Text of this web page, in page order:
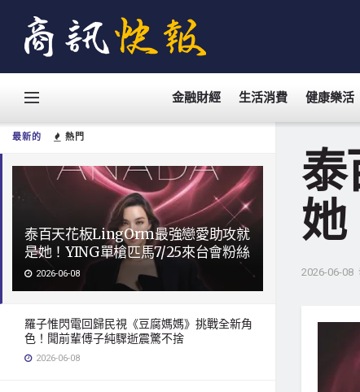
最新的 熱門
泰百天花板LingOrm最強戀愛助攻就
是她！YING單槍匹馬7/25來台會粉絲
2026-06-08
羅子惟閃電回歸民視《豆腐媽媽》挑戰全新角
色！聞前輩傅子純驟逝震驚不捨
2026-06-08
金融財經 生活消費 健康樂活
泰
她
2026-06-08